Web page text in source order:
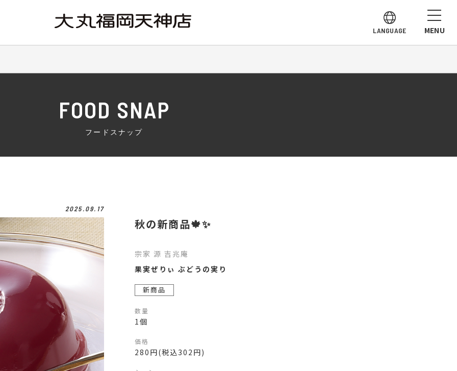
LANGUAGE MENU
FOOD SNAP
フードスナップ
2025.09.17
秋の新商品🍁✨
宗家 源 吉兆庵
果実ぜりぃ ぶどうの実り
新商品
数量
1個
価格
280円(税込302円)